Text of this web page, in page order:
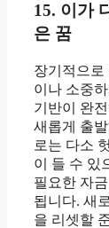
15. 이가
은 꿈
장기적으로
이나 소중
기반이 완
새롭게 출
로는 다소
이 들 수 있
필요한 자
됩니다. 새
을 리셋할